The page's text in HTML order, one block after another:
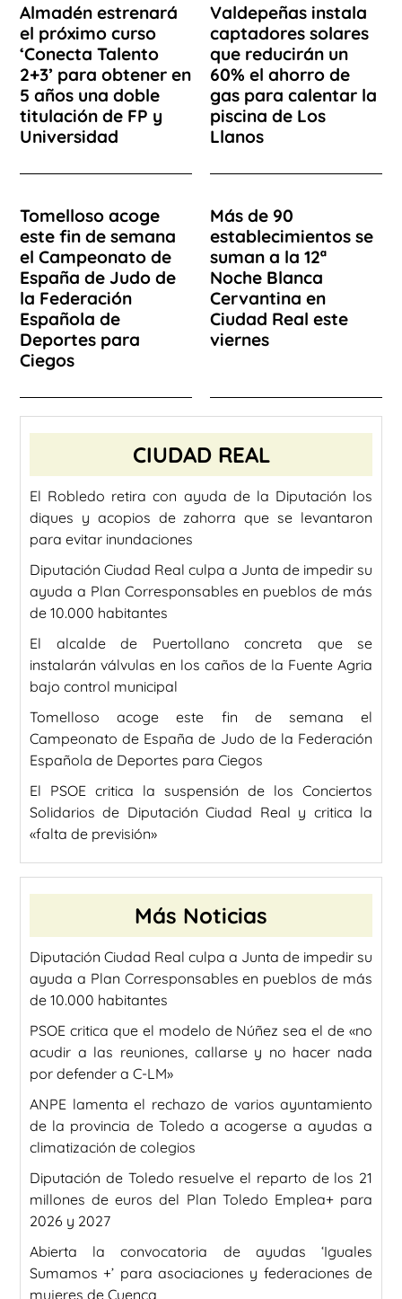
Almadén estrenará
el próximo curso
‘Conecta Talento
2+3’ para obtener en
5 años una doble
titulación de FP y
Universidad
Valdepeñas instala
captadores solares
que reducirán un
60% el ahorro de
gas para calentar la
piscina de Los
Llanos
Tomelloso acoge
este fin de semana
el Campeonato de
España de Judo de
la Federación
Española de
Deportes para
Ciegos
Más de 90
establecimientos se
suman a la 12ª
Noche Blanca
Cervantina en
Ciudad Real este
viernes
CIUDAD REAL
El Robledo retira con ayuda de la Diputación los
diques y acopios de zahorra que se levantaron
para evitar inundaciones
Diputación Ciudad Real culpa a Junta de impedir su
ayuda a Plan Corresponsables en pueblos de más
de 10.000 habitantes
El alcalde de Puertollano concreta que se
instalarán válvulas en los caños de la Fuente Agria
bajo control municipal
Tomelloso acoge este fin de semana el
Campeonato de España de Judo de la Federación
Española de Deportes para Ciegos
El PSOE critica la suspensión de los Conciertos
Solidarios de Diputación Ciudad Real y critica la
«falta de previsión»
Más Noticias
Diputación Ciudad Real culpa a Junta de impedir su
ayuda a Plan Corresponsables en pueblos de más
de 10.000 habitantes
PSOE critica que el modelo de Núñez sea el de «no
acudir a las reuniones, callarse y no hacer nada
por defender a C-LM»
ANPE lamenta el rechazo de varios ayuntamiento
de la provincia de Toledo a acogerse a ayudas a
climatización de colegios
Diputación de Toledo resuelve el reparto de los 21
millones de euros del Plan Toledo Emplea+ para
2026 y 2027
Abierta la convocatoria de ayudas ‘Iguales
Sumamos +’ para asociaciones y federaciones de
mujeres de Cuenca